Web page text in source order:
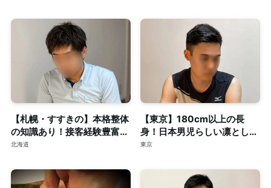
【札幌・すすきの】本格整体
の知識あり！接客経験豊富な
短髪筋トレ男子によるゲイマ
北海道
【東京】180cm以上の長
身！日本男児らしい凛とした
顔立ちの20代◎個室完備
東京